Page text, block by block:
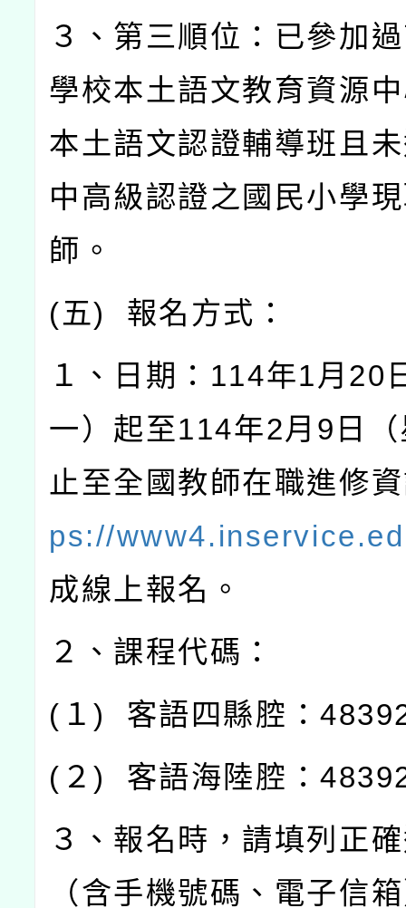
３、第三順位：已參加
學校本土語文教育資源
本土語文認證輔導班且
中高級認證之國民小學
師。
(五) 報名方式：
１、日期： 114年1月 20
一）起至114年2月 9 日
止至全國教師在職進修
ps://
成線上報名。
２、課程代碼：
( １) 客語四縣腔：
( ２) 客語海陸腔：
３、報名時，請填列正
（含手機號碼、電子信